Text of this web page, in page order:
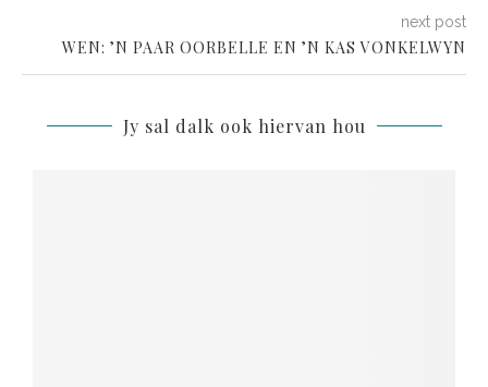
next post
WEN: ’N PAAR OORBELLE EN ’N KAS VONKELWYN
Jy sal dalk ook hiervan hou